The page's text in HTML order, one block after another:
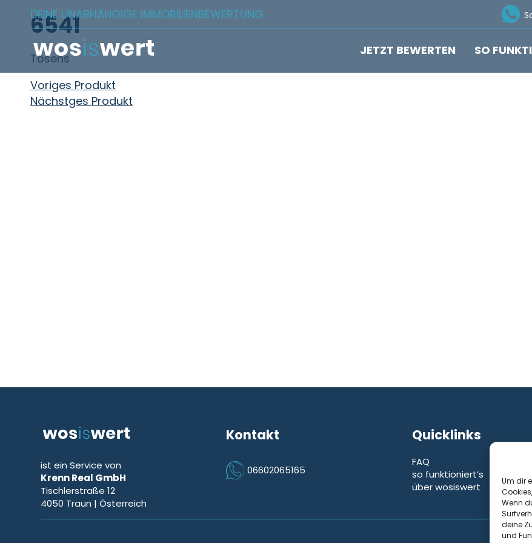
Um dir
Wenn
deine
und
Zum Inhalt springen
DEINE UNABHÄNGIGE IMMOBILIENBEWERTUNG
JETZT BEWERTEN SO
6541
Tösens
Beitragsnavigation
Voriges Produkt
Nächstges Produkt
ist ein Service von
Krenn Real GmbH
Tischlerstraße 12
4050 Traun | Österreich
Kontakt
Icon Phone
06602065165
Quicklinks
FAQ
so funktioniert’s
über wosiswert